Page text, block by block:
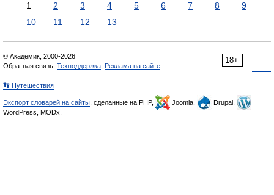
1 2 3 4 5 6 7 8
9
10
11 12 13
18+
© Академик, 2000-2026
Обратная связь: Техподдержка Реклама на сайте
👣 Путешествия
Экспорт словарей на сайты , сделанные на PHP, Joomla,
Drupal,
WordPress, MODx.